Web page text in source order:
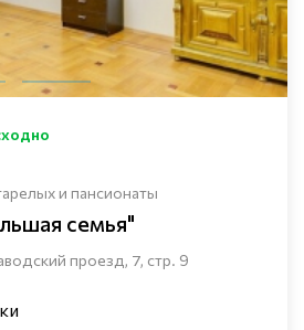
и пансионаты
семья"
проезд, 7, стр. 9